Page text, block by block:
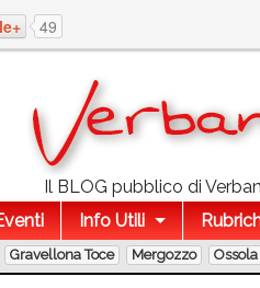
49
Il BLOG pubblico di
Info Utili
Gravellona Toce Mergozzo Ossola